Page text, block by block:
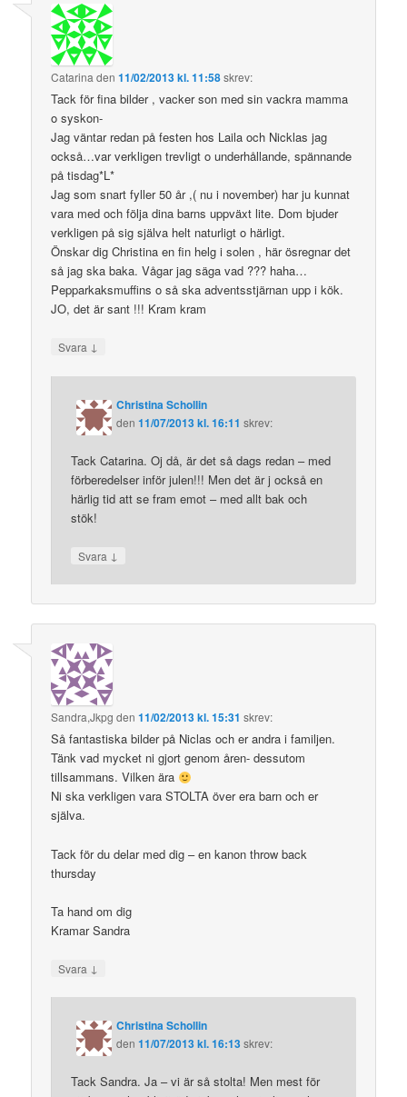
Catarina den11/02/2013 kl. 11:58skrev:
Tack för fina bilder , vacker son med sin vackra mamma
o syskon-
Jag väntar redan på festen hos Laila och Nicklas jag
också…var verkligen trevligt o underhållande, spännande
på tisdag*L*
Jag som snart fyller 50 år ,( nu i november) har ju kunnat
vara med och följa dina barns uppväxt lite. Dom bjuder
verkligen på sig själva helt naturligt o härligt.
Önskar dig Christina en fin helg i solen , här ösregnar det
så jag ska baka. Vågar jag säga vad ??? haha…
Pepparkaksmuffins o så ska adventsstjärnan upp i kök.
JO, det är sant !!! Kram kram
Svara ↓
Christina Schollin
den11/07/2013 kl. 16:11 skrev:
Tack Catarina. Oj då, är det så dags redan – med
förberedelser inför julen!!! Men det är j också en
härlig tid att se fram emot – med allt bak och
stök!
Svara ↓
Sandra,Jkpg den11/02/2013 kl. 15:31 skrev:
Så fantastiska bilder på Niclas och er andra i familjen.
Tänk vad mycket ni gjort genom åren- dessutom
tillsammans. Vilken ära
Ni ska verkligen vara STOLTA över era barn och er
själva.
Tack för du delar med dig – en kanon throw back
thursday
Ta hand om dig
Kramar Sandra
Svara ↓
Christina Schollin
den11/07/2013 kl. 16:13skrev:
Tack Sandra. Ja – vi är så stolta! Men mest för